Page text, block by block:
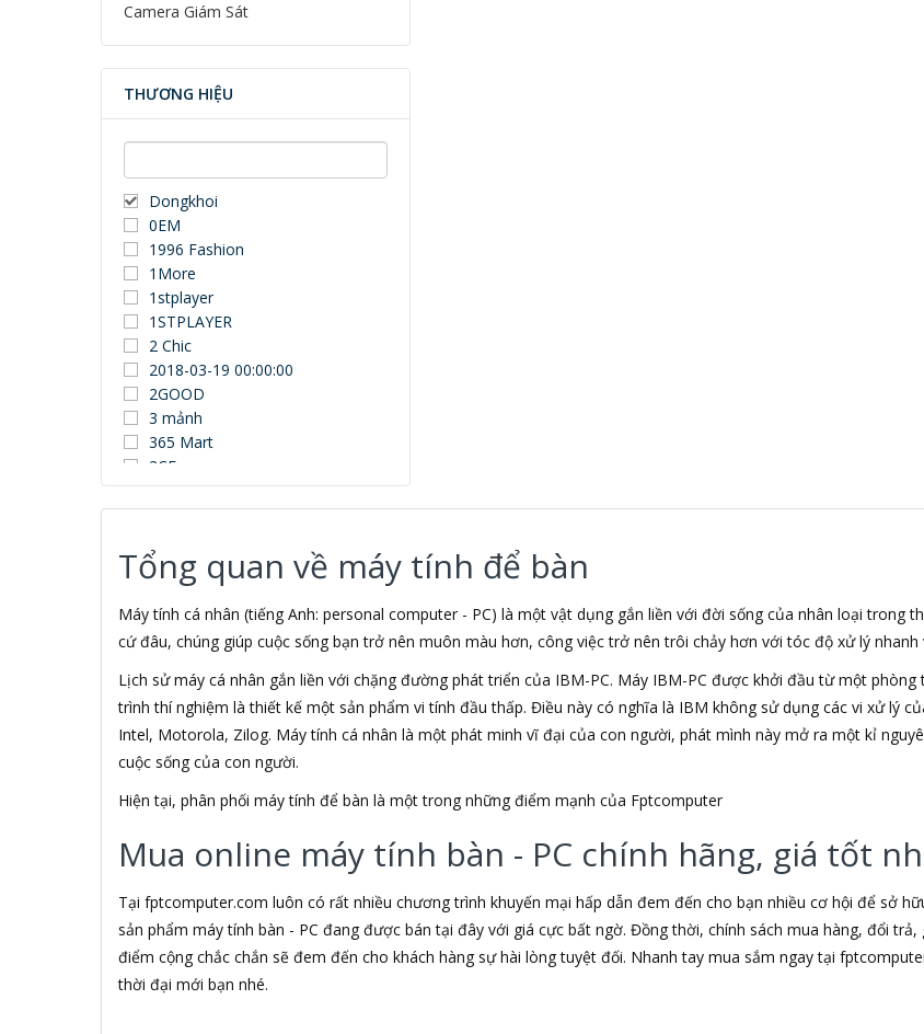
Camera Giám Sát
THƯƠNG HIỆU
Dongkhoi
0EM
1996 Fashion
1More
1stplayer
1STPLAYER
2 Chic
2018-03-19 00:00:00
2GOOD
3 mảnh
365 Mart
3CE
3Dconnexion
3DUN
3M
3NOD
3OneData
4D
5ASYSTEMS
7Gift Shop
8848
A 100+
A Bonne
A Brand
A & T
Aardvark
Abel
Abo
ACASIS
Acatel
Acbel
Tổng quan về máy tính để bàn
Máy tính cá nhân (tiếng Anh: personal computer - PC) là một vật dụng gắn liền với đời sống của nhân loại trong
cứ đâu, chúng giúp cuộc sống bạn trở nên muôn màu hơn, công việc trở nên trôi chảy hơn với tóc độ xử lý nhanh
Lịch sử máy cá nhân gắn liền với chặng đường phát triển của IBM-PC. Máy IBM-PC được khởi đầu từ một
trình thí nghiệm là thiết kế một sản phẩm vi tính đầu thấp. Điều này có nghĩa là IBM không sử dụng các vi xử lý
Intel, Motorola, Zilog. Máy tính cá nhân là một phát minh vĩ đại của con người, phát mình này mở ra một kỉ
cuộc sống của con người.
Hiện tại, phân phối máy tính để bàn là một trong những điểm mạnh của Fptcomputer
Mua online máy tính bàn - PC chính hãng, giá tốt
Tại fptcomputer.com luôn có rất nhiều chương trình khuyến mại hấp dẫn đem đến cho bạn nhiều cơ hội để sở
sản phẩm máy tính bàn - PC đang được bán tại đây với giá cực bất ngờ. Đồng thời, chính sách mua hàng, đổi
điểm cộng chắc chắn sẽ đem đến cho khách hàng sự hài lòng tuyệt đối. Nhanh tay mua sắm ngay tại
thời đại mới bạn nhé.